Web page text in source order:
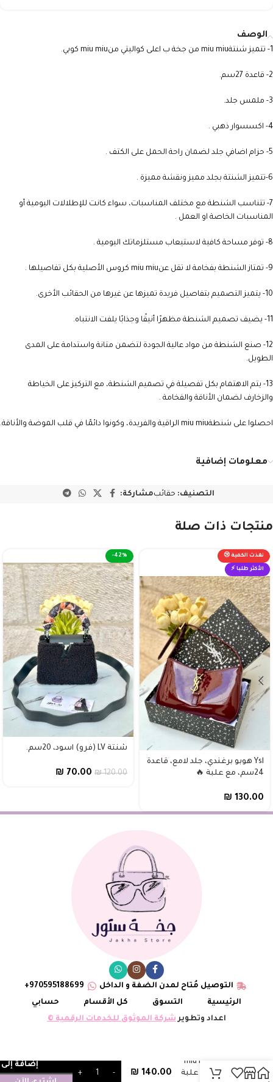
الوصف
1- تتميز شنتةmiu miu من جخة ب اعلى كواليتي منmiu miu كوبي.
2- قاعدة 27سم.
3- ملمس جلد.
4- اكسسوار ذهبي .
5- حزام اضافي جلد لضمان راحة الحمل على الكتف .
6-تتميز الشنتة بجلد مميز ونقشة مميزة .
7- تتناسب الشنطة مع مختلف المناسبات، سواء كانت للإطلالات اليومية أو
المناسبات الخاصة او العمل .
8- توفر مساحة كافية لاستيعاب مستلزماتك اليومية .
9- تمتاز الشنطة بفخامة لا تقل عنmiu miu كروس الأصلية بكل تفاصيلها .
10- يتميز التصميم بتفاصيل فريدة تميزها عن غيرها من الحقائب الأخرى.
11- يضيف تصميم الشنطة مظهرًا أنيقًا وجذابًا يلفت الانتباه.
12- صنع الشنطة من مواد عالية الجودة لتضمن متانة واستدامة على المدى
الطويل.
13- يتم الاهتمام بكل تفصيلة في تصميم الشنطة، مع التركيز على الخياطة
والزخارف لضمان الأناقة والفخامة .
احصلوا على شنطةmiu miu الراقية والفريدة، وكونوا دائمًا في قلب الموضة والأناقة.
معلومات إضافية
التصنيف: حقائبمشاركة:
منتجات ذات صلة
نفذت الكمية 😢
الأكثر طلبا ⚡
Ysl هوبو برغندي، جلد لامع، قاعدة
24سم، مع علبة 🔥
₪ 130.00
-42%
شنتة LV (فرو) اسود، 20سم.
₪120.00
₪ 70.00
التوصيل مُتاح لمدن الضفة و الداخل
970595188699+
الرئيسية
التسوق كل الأقسام
حسابي
اعداد وتطويرشركة الموثوق للخدمات الرقمية ©
شنتة miu miu
زهري، مع علبة
₪ 140.00
إضافة